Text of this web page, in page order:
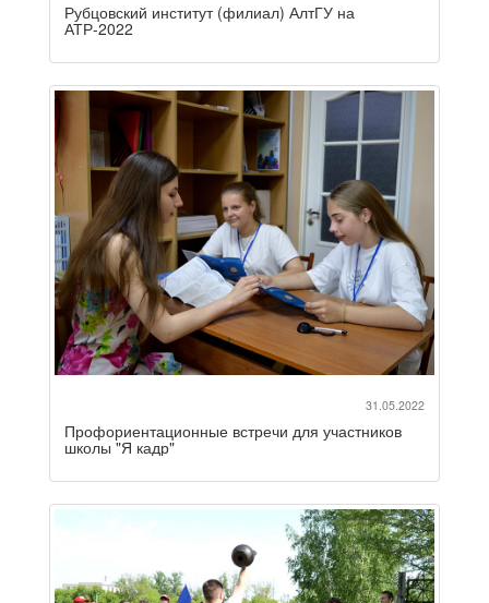
Рубцовский институт (филиал) АлтГУ на
АТР-2022
31.05.2022
Профориентационные встречи для участников
школы "Я кадр"